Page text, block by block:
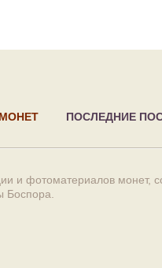
ПОСЛЕДНИЕ
и фотоматериалов монет,
Боспора